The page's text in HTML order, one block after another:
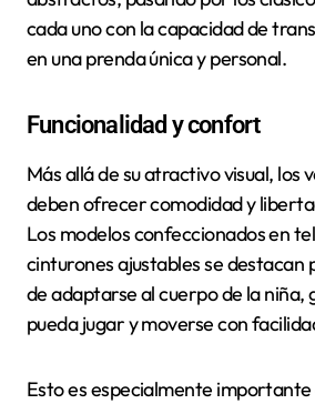
cada uno con la capacidad de
en una prenda única y personal.
Funcionalidad y confort
Más allá de su atractivo visual, los
deben ofrecer comodidad y
Los modelos confeccionados en
cinturones ajustables se destacan
de adaptarse al cuerpo de la niña,
pueda jugar y moverse con
Esto es especialmente importante